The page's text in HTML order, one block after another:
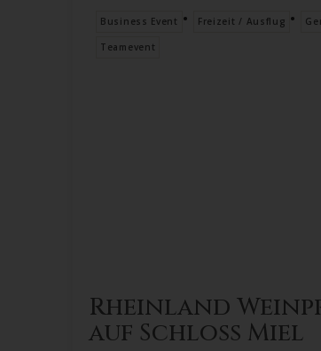
Business Event • Freizeit / Ausflug •
Teamevent
Rheinland
auf Schloss Miel